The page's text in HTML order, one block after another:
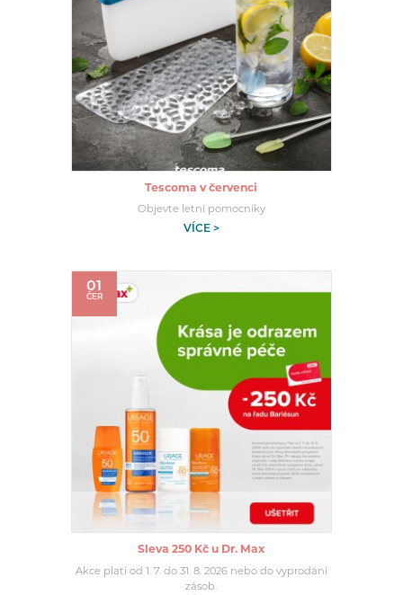
Tescoma v červenci
Objevte letní pomocníky
VÍCE >
01
ČER
Sleva 250 Kč u Dr. Max
Akce platí od 1. 7. do 31. 8. 2026 nebo do vyprodání
zásob.